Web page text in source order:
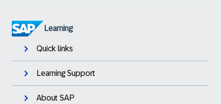
Learning
Quick links
Learning Support
About SAP